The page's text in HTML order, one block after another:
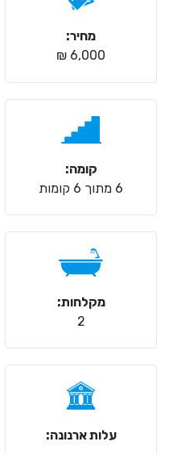
מחיר:
6,000 ₪
קומה:
6 מתוך 6 קומות
מקלחות:
2
עלות ארנונה: